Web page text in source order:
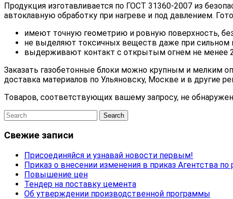
Продукция изготавливается по ГОСТ 31360-2007 из
автоклавную обработку при нагреве и под давлением.
имеют точную геометрию и ровную поверхность,
не выделяют токсичных веществ даже при сильном
выдерживают контакт с открытым огнем не менее
Заказать газобетонные блоки можно крупным и мелким
доставка материалов по Ульяновску, Москве и в другие
Товаров, соответствующих вашему запросу, не
Свежие записи
Присоединяйся и узнавай новости первым!
Приказ о внесении изменения в приказ Агентства
Повышение цен
Тендер на поставку цемента
Об утверждении производственной программы